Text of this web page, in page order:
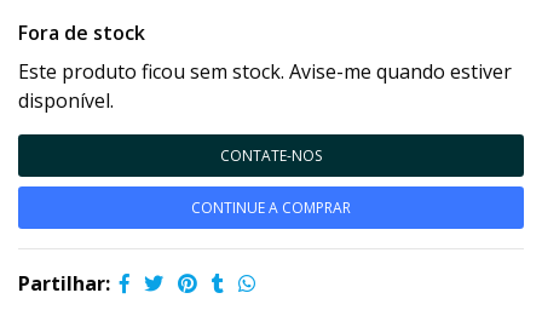
Fora de stock
Este produto ficou sem stock. Avise-me quando estiver
disponível.
CONTATE-NOS
CONTINUE A COMPRAR
Partilhar: